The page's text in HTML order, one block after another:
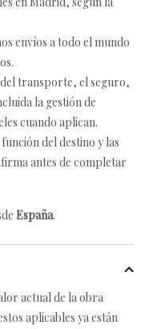
envíos a todo el mundo
transporte, el seguro,
la gestión de
cuando aplican.
del destino y las
antes de completar
España.
actual de la obra
aplicables ya están